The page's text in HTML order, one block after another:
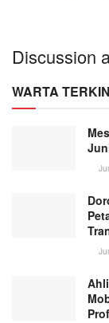
Discussion
WARTA